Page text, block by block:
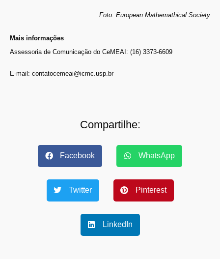
Foto: European Mathemathical Society
Mais informações
Assessoria de Comunicação do CeMEAI: (16) 3373-6609
E-mail: contatocemeai@icmc.usp.br
Compartilhe:
Facebook WhatsApp
Twitter Pinterest
LinkedIn